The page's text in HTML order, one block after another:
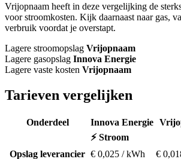
Vrijopnaam heeft in deze vergelijking de
voor stroomkosten. Kijk daarnaast naar gas,
verbruik voordat je overstapt.
Lagere stroomopslag Vrijopnaam
Lagere gasopslag Innova Energie
Lagere vaste kosten Vrijopnaam
Tarieven vergelijken
Onderdeel Innova Energie
⚡ Stroom
Opslag leverancier € 0,025 / kWh
€